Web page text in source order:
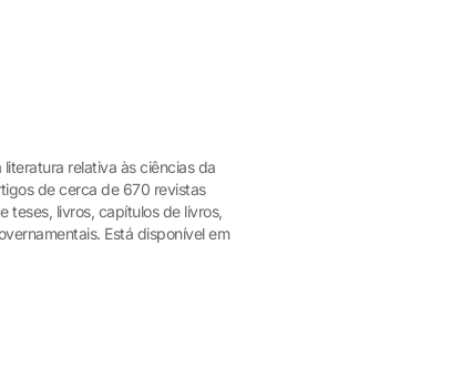
relativa às ciências da
de cerca de 670 revistas
teses, livros, capítulos de livros,
Está disponível em